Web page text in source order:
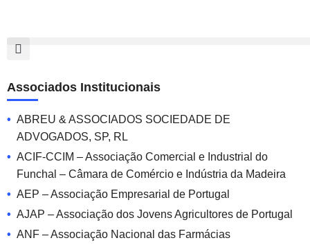
Associados Institucionais
ABREU & ASSOCIADOS SOCIEDADE DE
ADVOGADOS, SP, RL
ACIF-CCIM – Associação Comercial e Industrial do
Funchal – Câmara de Comércio e Indústria da Madeira
AEP – Associação Empresarial de Portugal
AJAP – Associação dos Jovens Agricultores de Portugal
ANF – Associação Nacional das Farmácias